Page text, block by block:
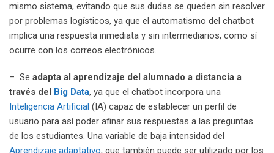
mismo sistema, evitando que sus dudas se queden sin resolver
por problemas logísticos, ya que el automatismo del chatbot
implica una respuesta inmediata y sin intermediarios, como sí
ocurre con los correos electrónicos.
– Se adapta al aprendizaje del alumnado a distancia a
través del
Big Data, ya que el chatbot incorpora una
Inteligencia Artificial (IA) capaz de establecer un perfil de
usuario para así poder afinar sus respuestas a las preguntas
de los estudiantes. Una variable de baja intensidad del